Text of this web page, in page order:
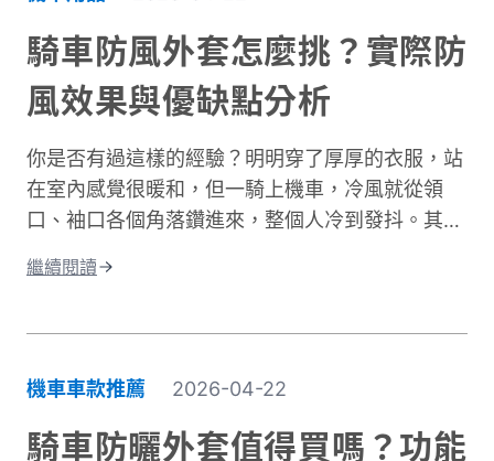
擔心，做好紫外線防護並不複雜！本文將帶你了解
台灣氣候下的曝曬風險，並分享從頭部到腳部的完
整防曬裝備選擇。只要掌握正確方法，你也能在享
受騎車樂趣的同時，有效保護肌膚，遠離曬傷困
騎車防風外套怎麼挑？實際防
風效果與優缺點分析
你是否有過這樣的經驗？明明穿了厚厚的衣服，站
在室內感覺很暖和，但一騎上機車，冷風就從領
口、袖口各個角落鑽進來，整個人冷到發抖。其實
護。台灣氣候的冬季雖然氣溫很少跌破0度，但
擊。當你在冬季騎車時，迎面而來的強風會快速破
壞人體周圍的隔熱空氣層。即使環境溫度有
10°C，在時速 50 公里的風壓下，體感溫度約降至
繼續閱讀
機車車款推薦 2026-04-22
騎車防曬外套值得買嗎？功能